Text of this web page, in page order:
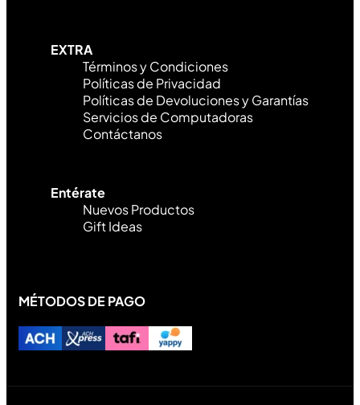
EXTRA
Términos y Condiciones
Políticas de Privacidad
Políticas de Devoluciones y Garantías
Servicios de Computadoras
Contáctanos
Entérate
Nuevos Productos
Gift Ideas
MÉTODOS DE PAGO